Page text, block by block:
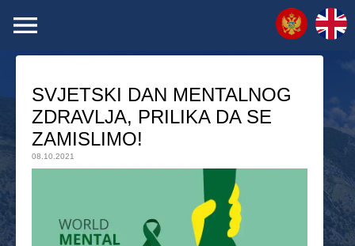
SVJETSKI DAN MENTALNOG
ZDRAVLJA, PRILIKA DA SE
ZAMISLIMO!
08.10.2021